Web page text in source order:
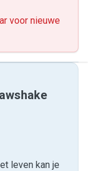
voor nieuwe
leven kan je